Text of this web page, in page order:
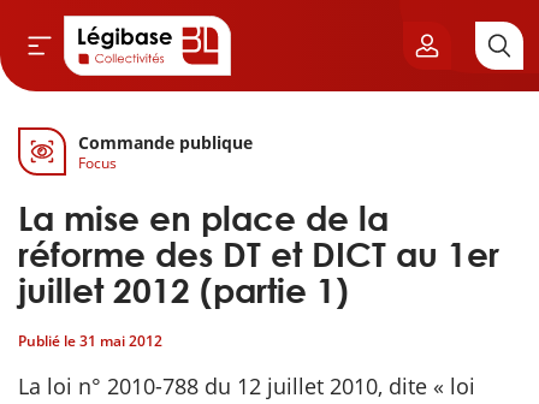
& Cimetières
& Élu local
& Finances locales
publique
Commande publique
Focus
La mise en place de la
réforme des DT et DICT au 1er
juillet 2012 (partie 1)
Publié le31 mai 2012
La loi n° 2010-788 du 12 juillet 2010, dite « loi